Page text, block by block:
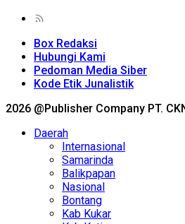
Box Redaksi
Hubungi Kami
Pedoman Media Siber
Kode Etik Junalistik
2026 @Publisher Company PT.
Daerah
Internasional
Samarinda
Balikpapan
Nasional
Bontang
Kab Kukar